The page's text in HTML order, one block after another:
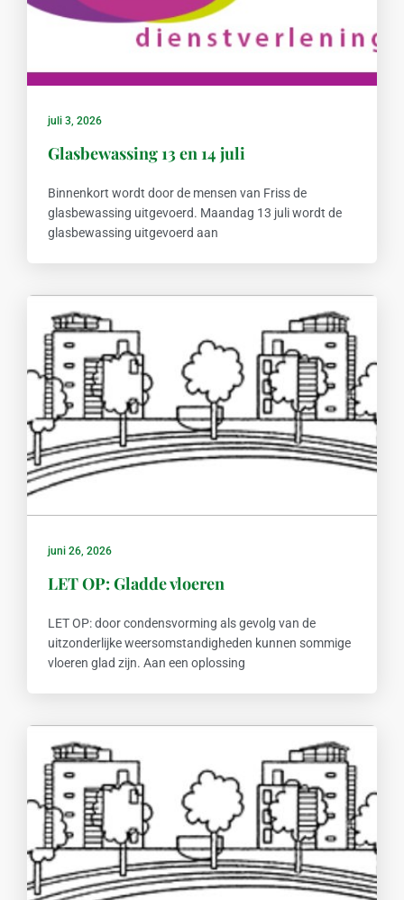
juli 3, 2026
Glasbewassing 13 en 14 juli
Binnenkort wordt door de mensen van Friss de
glasbewassing uitgevoerd. Maandag 13 juli wordt de
glasbewassing uitgevoerd aan
juni 26, 2026
LET OP: Gladde vloeren
LET OP: door condensvorming als gevolg van de
uitzonderlijke weersomstandigheden kunnen sommige
vloeren glad zijn. Aan een oplossing